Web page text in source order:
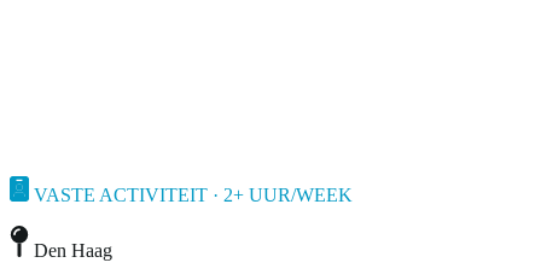
VASTE ACTIVITEIT · 2+ UUR/WEEK
Den Haag